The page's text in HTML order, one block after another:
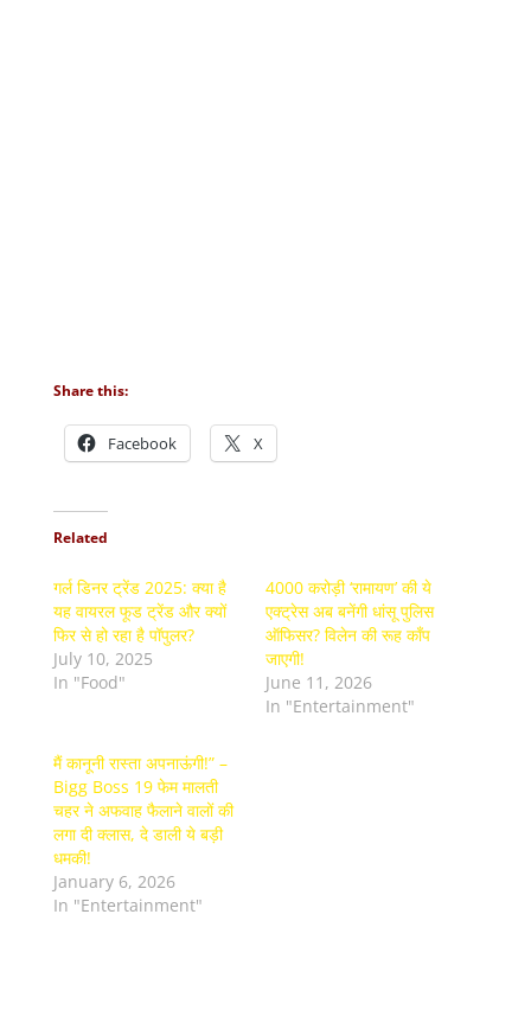
Share this:
Facebook X
Related
गर्ल डिनर ट्रेंड 2025: क्या है
यह वायरल फूड ट्रेंड और क्यों
फिर से हो रहा है पॉपुलर?
July 10, 2025
In "Food"
4000 करोड़ी ‘रामायण’ की ये
एक्ट्रेस अब बनेंगी धांसू पुलिस
ऑफिसर? विलेन की रूह काँप
जाएगी!
June 11, 2026
In "Entertainment"
मैं कानूनी रास्ता अपनाऊंगी!” –
Bigg Boss 19 फेम मालती
चहर ने अफवाह फैलाने वालों की
लगा दी क्लास, दे डाली ये बड़ी
धमकी!
January 6, 2026
In "Entertainment"